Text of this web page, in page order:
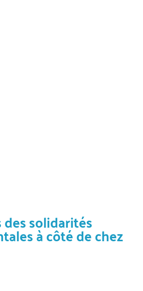
des solidarités
à côté de chez